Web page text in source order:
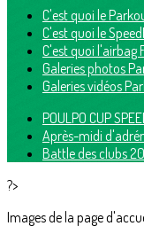
C'est quoi le
C'est quoi le
C'est quoi l'airbag
Galeries photos
Galeries vidéos
POULPO CUP
Après-midi
Battle des clubs
?>
Images de la page